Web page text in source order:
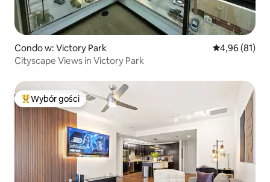
Condo w: Victory Park Średnia
4,96 (81)
Cityscape Views in Victory Park
Najpopularniejsze z kategorii Wybór gości
Wybór gości